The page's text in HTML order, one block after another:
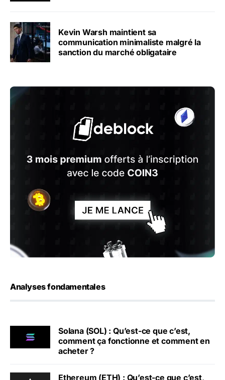
Kevin Warsh maintient sa
communication minimaliste malgré la
sanction du marché obligataire
Analyses fondamentales
Solana (SOL) : Qu’est-ce que c’est,
comment ça fonctionne et comment en
acheter ?
Ethereum (ETH) : Qu’est-ce que c’est,